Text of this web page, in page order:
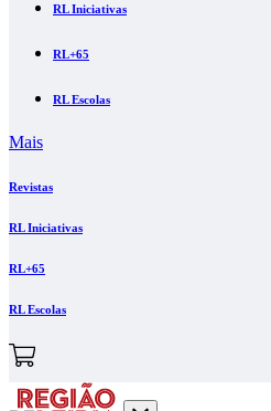
RL Iniciativas
RL+65
RL Escolas
Mais
Revistas
RL Iniciativas
RL+65
RL Escolas